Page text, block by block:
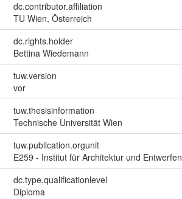
dc.contributor.affiliation
TU Wien, Österreich
dc.rights.holder
Bettina Wiedemann
tuw.version
vor
tuw.thesisinformation
Technische Universität Wien
tuw.publication.orgunit
E259 - Institut für Architektur und Entwerfen
dc.type.qualificationlevel
Diploma